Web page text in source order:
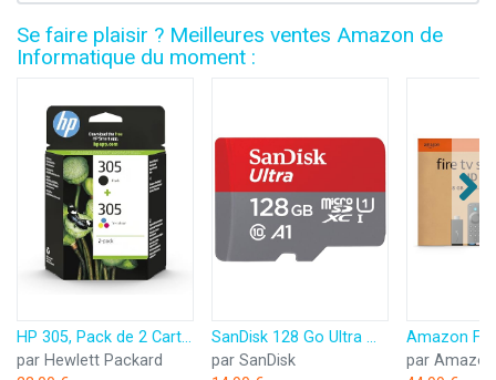
Se faire plaisir ? Meilleures ventes Amazon de
Informatique du moment :
HP 305, Pack de 2 Cartouches d’Encre Originales, 6ZD17AE, Noir, Cyan, Jaune, Magenta
par Hewlett Packard
SanDisk 128 Go Ultra microSDXC, Carte micro sd + adaptateur SD (Pour Smartphone et Tablette, Video Full HDD, jusqu'à 140 Mo/s, UHS-I, La performance A1, Class 10, U1)
par SanDisk
par Amazon